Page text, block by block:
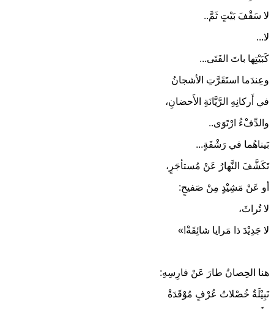
لا سَقْفَ بَيْتٍ ثَمَّ..
لا...
كَبَيْتِها باتَ الفَتَى...
وعِندَما استَقَرَّتِ الأشجانُ
في أَركانِهِ الرَّيَّانَةِ الأَحضانِ،
والدِّفْءُ ارْتَوَى..
بَيناهُما في رَشْفَةٍ...
تَكَشَّفَ النَّهارُ عَنْ مُستأجَرٍ،
أو عَنْ مَشِيْدٍ مِنْ صَفيحٍ:
لا تُراثَ،
لا جَدِيْدَ ذا مَرايا شائِقَةْ!»
هنا الحِصانُ طارَ عَنْ فارِسِهِ:
نَبِيْلَةٌ خُصْلاتُ عُرْفٍ مُوْقَدَةْ